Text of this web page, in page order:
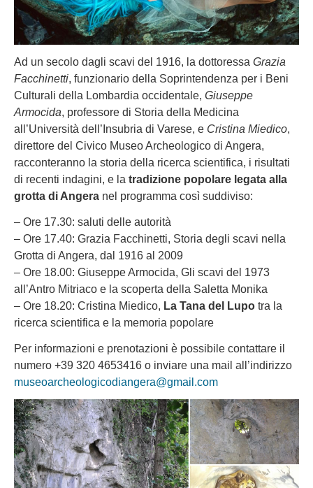
Ad un secolo dagli scavi del 1916, la dottoressa Grazia
Facchinetti, funzionario della Soprintendenza per i Beni
Culturali della Lombardia occidentale, Giuseppe
Armocida, professore di Storia della Medicina
all’Università dell’Insubria di Varese, e Cristina Miedico,
direttore del Civico Museo Archeologico di Angera,
racconteranno la storia della ricerca scientifica, i risultati
di recenti indagini, e la tradizione popolare legata alla
grotta di Angera nel programma così suddiviso:
– Ore 17.30: saluti delle autorità
– Ore 17.40: Grazia Facchinetti, Storia degli scavi nella
Grotta di Angera, dal 1916 al 2009
– Ore 18.00: Giuseppe Armocida, Gli scavi del 1973
all’Antro Mitriaco e la scoperta della Saletta Monika
– Ore 18.20: Cristina Miedico, La Tana del Lupo tra la
ricerca scientifica e la memoria popolare
Per informazioni e prenotazioni è possibile contattare il
numero +39 320 4653416 o inviare una mail all’indirizzo
museoarcheologicodiangera@gmail.com